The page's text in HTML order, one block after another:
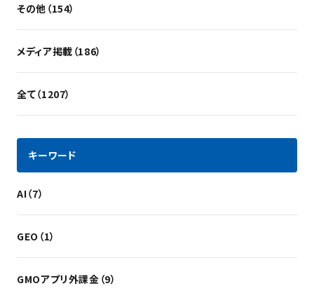
その他（154）
メディア掲載（186）
全て（1207）
キーワード
AI（7）
GEO（1）
GMOアプリ外課金（9）